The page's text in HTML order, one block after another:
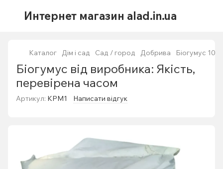
Интернет магазин alad.in.ua
Каталог Дім і сад Сад / город Добрива Біогумус 10
Біогумус від виробника: Якість,
перевірена часом
Артикул: КРМ1 Написати відгук